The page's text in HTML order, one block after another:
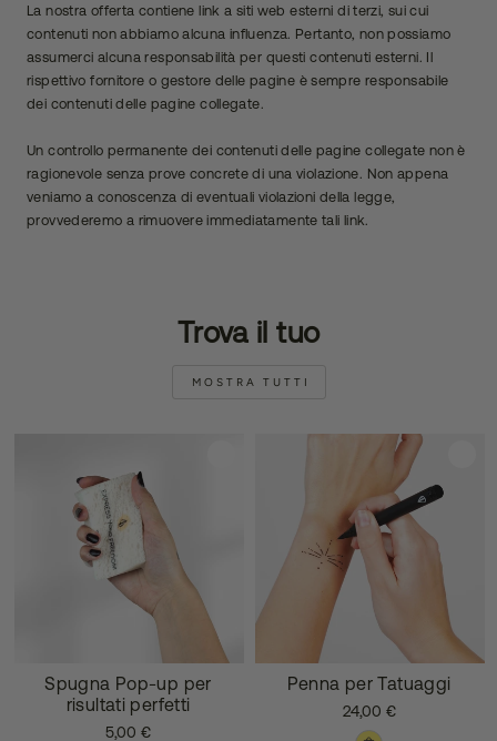
La nostra offerta contiene link a siti web esterni di terzi, sui cui
contenuti non abbiamo alcuna influenza. Pertanto, non possiamo
assumerci alcuna responsabilità per questi contenuti esterni. Il
rispettivo fornitore o gestore delle pagine è sempre responsabile
dei contenuti delle pagine collegate.
Un controllo permanente dei contenuti delle pagine collegate non è
ragionevole senza prove concrete di una violazione. Non appena
veniamo a conoscenza di eventuali violazioni della legge,
provvederemo a rimuovere immediatamente tali link.
Trova il tuo
MOSTRA TUTTI
Spugna Pop-up per
risultati perfetti
5,00 €
Penna per Tatuaggi
24,00 €